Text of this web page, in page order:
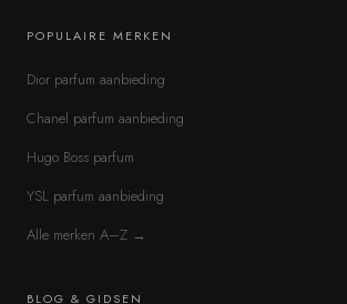
POPULAIRE MERKEN
Dior parfum aanbieding
Chanel parfum aanbieding
Hugo Boss parfum
YSL parfum aanbieding
Alle merken A–Z →
BLOG & GIDSEN